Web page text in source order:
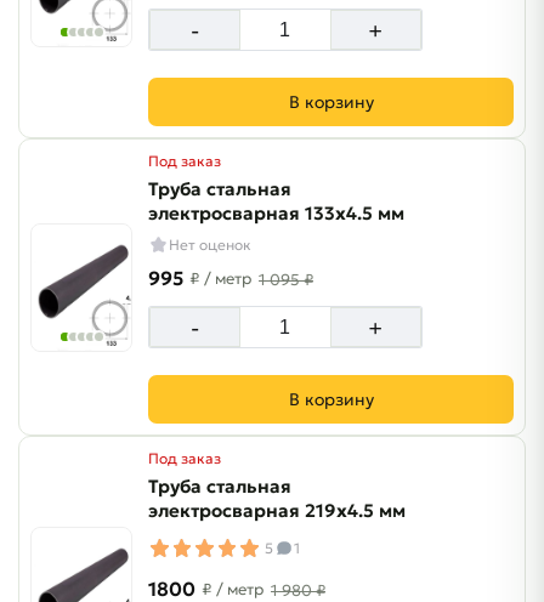
- +
В корзину
Под заказ
Труба стальная
электросварная 133х4.5 мм
Нет оценок
995 ₽ / метр 1 095 ₽
- +
В корзину
Под заказ
Труба стальная
электросварная 219х4.5 мм
5 1
1800 ₽ / метр 1 980 ₽